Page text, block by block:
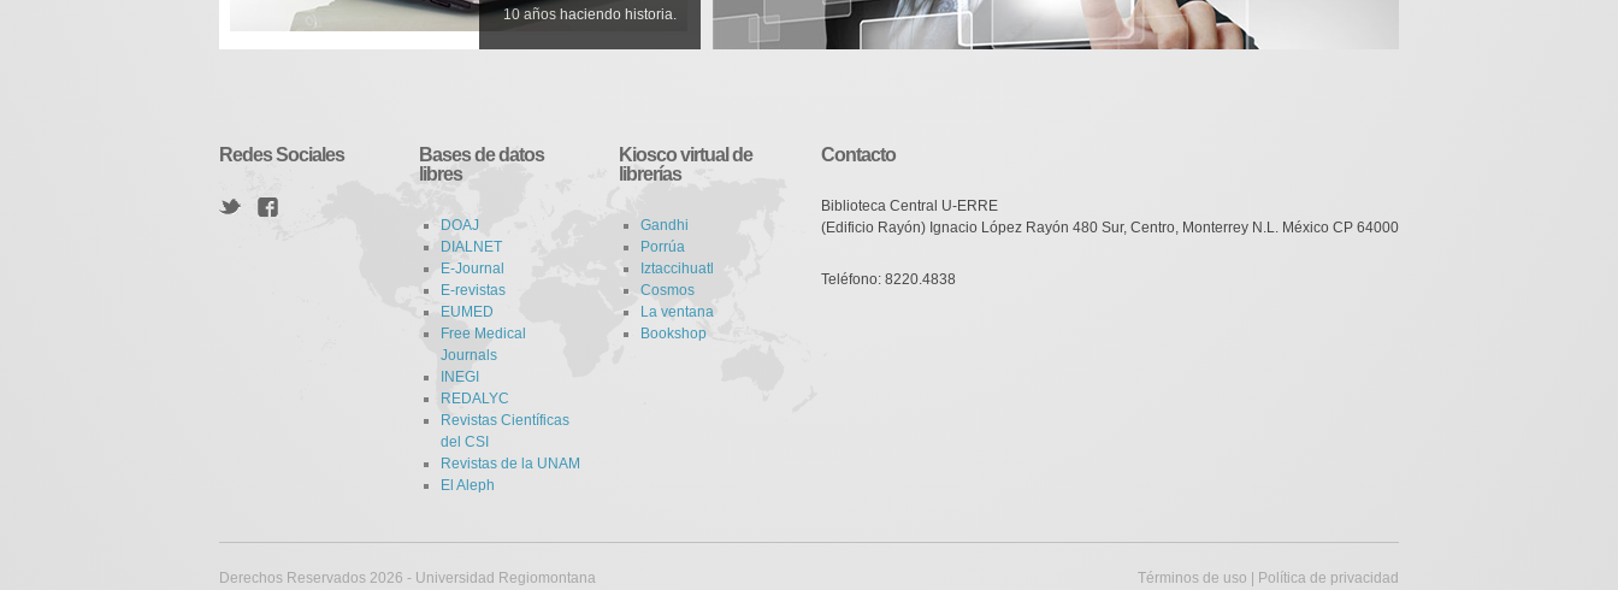
10 años haciendo historia.
Redes Sociales
Bases de datos
libres
DOAJ
DIALNET
E-Journal
E-revistas
EUMED
Free Medical
Journals
INEGI
REDALYC
Revistas Científicas
del CSI
Revistas de la UNAM
El Aleph
Kiosco virtual de
librerías
Gandhi
Porrúa
Iztaccihuatl
Cosmos
La ventana
Bookshop
Contacto
Biblioteca Central U-ERRE
(Edificio Rayón) Ignacio López Rayón 480 Sur, Centro, Monterrey N.L. México CP 64000
Teléfono: 8220.4838
Términos de uso Política de privacidad
Derechos Reservados 2026 - Universidad Regiomontana